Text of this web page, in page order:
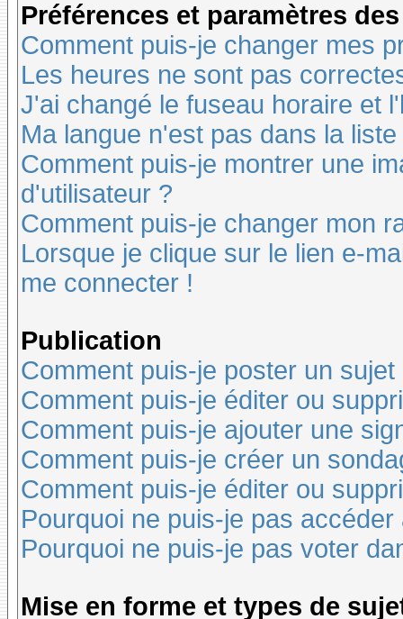
Préférences et paramètres
Comment puis-je changer mes
Les heures ne sont pas
J'ai changé le fuseau horaire et
Ma langue n'est pas dans la liste
Comment puis-je montrer une
d'utilisateur ?
Comment puis-je changer mon
Lorsque je clique sur le lien e-
me connecter !
Publication
Comment puis-je poster un
Comment puis-je éditer ou
Comment puis-je ajouter une
Comment puis-je créer un
Comment puis-je éditer ou
Pourquoi ne puis-je pas accéder
Pourquoi ne puis-je pas voter
Mise en forme et types de